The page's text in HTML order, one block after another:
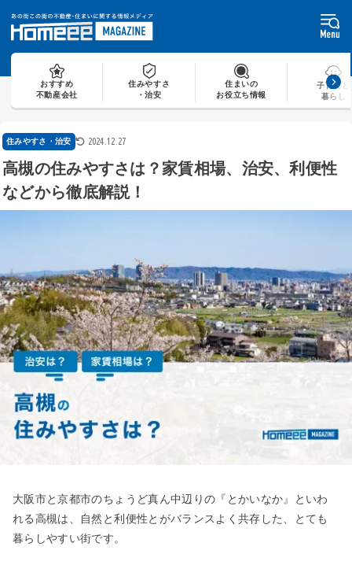
おすすめ
不動産会社
住みやすさ
・治安
住まいの
お役立ち情報
子育てと
暮らし
住みやすさ・治安 2024.12.27
高槻の住みやすさは？家賃相場、治安、利便性
などから徹底解説！
大阪市と京都市のちょうど真ん中辺りの『とかいなか』といわ
れる高槻は、自然と利便性とがバランスよく共存した、とても
暮らしやすい街です。